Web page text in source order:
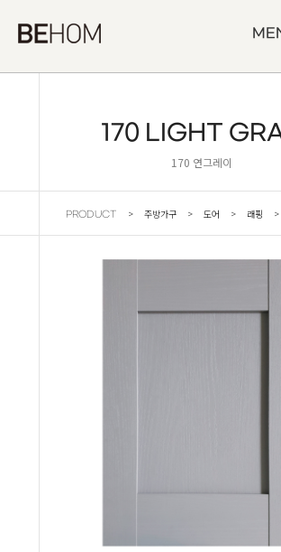
170 LIGHT
170 연그레이
PRODUCT > 주방가구 > 도어 > 래핑 >